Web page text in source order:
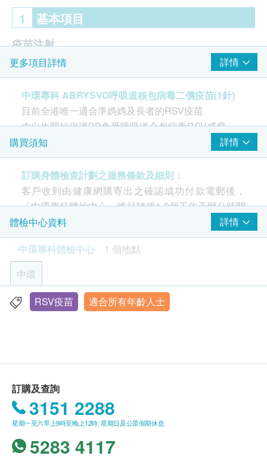
1 基本項目
疫苗注射
注射疫苗前醫生評估
由醫護人員負責注射程序
更多項目詳情 詳情
中環專科 ABRYSVO呼吸道核包病毒二價疫苗(1針)
目前全港唯一適合準媽媽及長者的RSV疫苗
由出生開始保護BB免受呼吸道合包病毒RSV威脅
當準媽媽在懷孕32至36週接種ABRYSVO，BB出現嚴
重RSV相關的下呼吸道疾病風險大幅下降。
為BB及早預防嚴重RSV呼吸道疾病下降 91%
不論媽媽懷孕期間有否接種ABRYSVO，BB出生後都
有可能出現低出生體重(ABRYSVO組:5.1%；安慰劑組
:4.4%) 或新生兒黃疸(ABRYSVO組:7.2% ；慰劑組
6.7%)。、
適合接種人士
• 孕婦 (32至36週)
• 60歲或以上人士
購買須知 詳情
訂購身體檢查計劃之服務條款及細則：
客戶收到由健康網購寄出之確認成功付款電郵後，
「中環專科體檢中心」將於隨後1-2個工作天辦公時間
內，致電客戶預約身體檢查的時間及地點。客戶亦可
致電查詢或在訂單確認後一個工作天致電該中心預約
(電話/ Whatsapp：+852 5543 0000)。
年齡
身體檢查計劃只適用於18歲或以上之人士。
報告 (疫苗計劃除外)
進行健康檢查後，一般情況下，需大概7 - 14 個工作
天跟進檢查報告， 工作天不包括星期六、日及公眾假
期。 輪侯報告講解時間會因應不同情況(如個別化驗
項目所需時間或客人指明特定時段)而有所延長。
體檢中心資料
詳情
中環專科體檢中心
1 個地點
中環
香港中環皇后大道中99號中環中心42樓4203室
RSV疫苗 適合所有年齡人士
訂購及查詢
3151 2288
星期一至六早上9時至晚上12時; 星期日及公眾假期休息
5283 4117